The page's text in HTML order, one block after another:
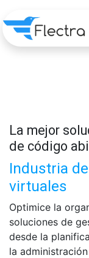
La mejor
de código
Industria
virtuales
Optimice la
soluciones de
desde la
la